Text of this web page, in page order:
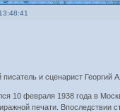
писатель и сценарист
10 февраля 1938 года в
печати. Впоследствии